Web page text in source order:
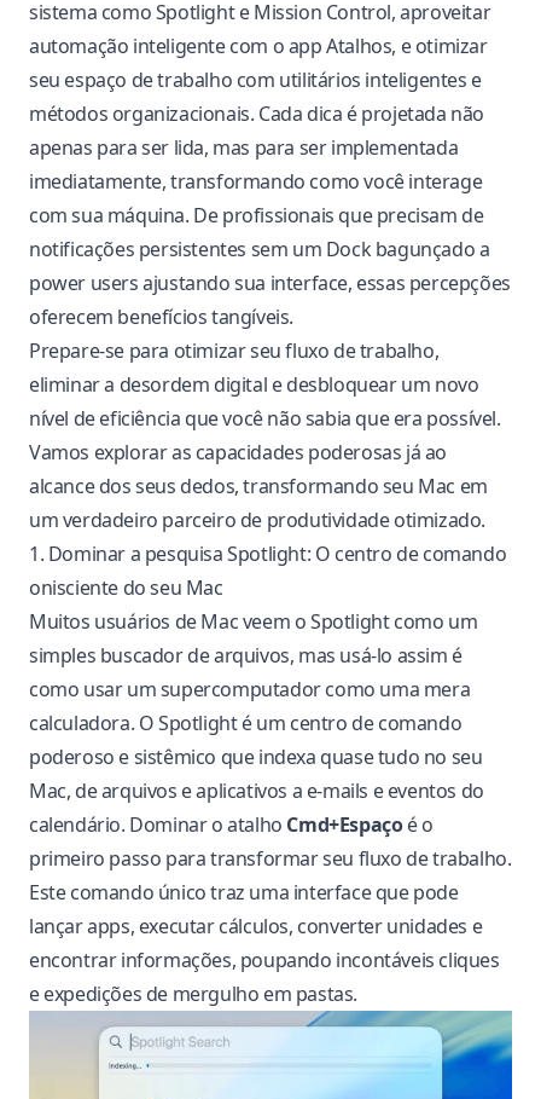
sistema como Spotlight e Mission Control, aproveitar
automação inteligente com o app Atalhos, e otimizar
seu espaço de trabalho com utilitários inteligentes e
métodos organizacionais. Cada dica é projetada não
apenas para ser lida, mas para ser implementada
imediatamente, transformando como você interage
com sua máquina. De profissionais que precisam de
notificações persistentes sem um Dock bagunçado a
power users ajustando sua interface, essas percepções
oferecem benefícios tangíveis.
Prepare-se para otimizar seu fluxo de trabalho,
eliminar a desordem digital e desbloquear um novo
nível de eficiência que você não sabia que era possível.
Vamos explorar as capacidades poderosas já ao
alcance dos seus dedos, transformando seu Mac em
um verdadeiro parceiro de produtividade otimizado.
1. Dominar a pesquisa Spotlight: O centro de comando
onisciente do seu Mac
Muitos usuários de Mac veem o Spotlight como um
simples buscador de arquivos, mas usá-lo assim é
como usar um supercomputador como uma mera
calculadora. O Spotlight é um centro de comando
poderoso e sistêmico que indexa quase tudo no seu
Mac, de arquivos e aplicativos a e-mails e eventos do
calendário. Dominar o atalho Cmd+Espaçoé o
primeiro passo para transformar seu fluxo de trabalho.
Este comando único traz uma interface que pode
lançar apps, executar cálculos, converter unidades e
encontrar informações, poupando incontáveis cliques
e expedições de mergulho em pastas.